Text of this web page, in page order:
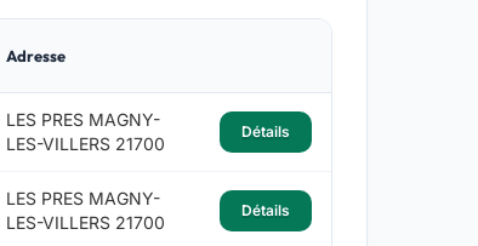
Adresse
LES PRES MAGNY-
LES-VILLERS 21700
Détails
LES PRES MAGNY-
LES-VILLERS 21700
Détails